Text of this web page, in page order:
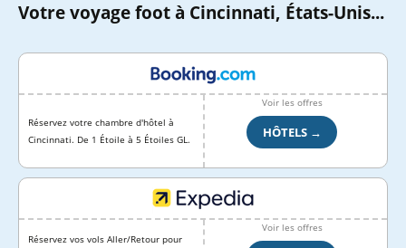
Votre voyage foot à Cincinnati, États-Unis...
Réservez votre chambre d'hôtel à
Cincinnati. De 1 Étoile à 5 Étoiles GL.
Voir les offres
HÔTELS →
Réservez vos vols Aller/Retour pour
Voir les offres